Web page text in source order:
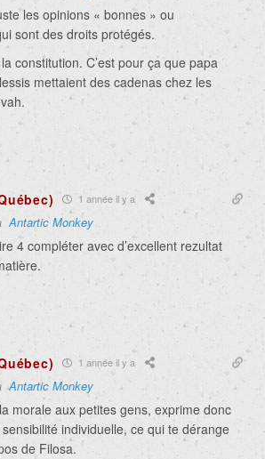
les opinions « bonnes » ou
sont des droits protégés.
constitution. C’est pour ça que papa
mettaient des cadenas chez les
1 année il y a
Antartic Monkey
4 compléter avec d’excellent rezultat
1 année il y a
Antartic Monkey
morale aux petites gens, exprime donc
individuelle, ce qui te dérange
de Filosa.